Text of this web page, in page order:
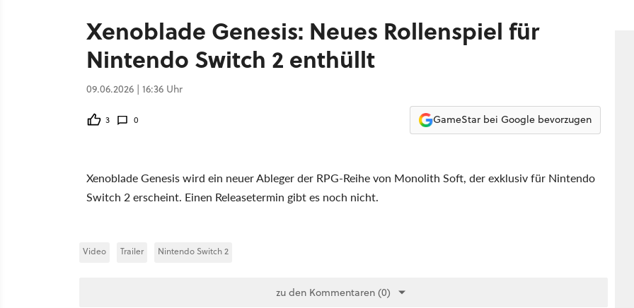
Xenoblade Genesis: Neues Rollenspiel für
Nintendo Switch 2 enthüllt
09.06.2026 | 16:36 Uhr
3 0 GameStar bei Google bevorzugen
Xenoblade Genesis wird ein neuer Ableger der RPG-Reihe von Monolith Soft, der exklusiv für Nintendo
Switch 2 erscheint. Einen Releasetermin gibt es noch nicht.
Video Trailer Nintendo Switch 2
zu den Kommentaren (0)